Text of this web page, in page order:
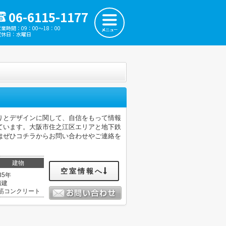
06-6115-1177
時間：09：00～18：00
日：水曜日
デザインに関して、自信をもって情報
ます。大阪市住之江区エリアと地下鉄
ひコチラからお問い合わせやご連絡を
建物
年
建
コンクリート
空室情報へ